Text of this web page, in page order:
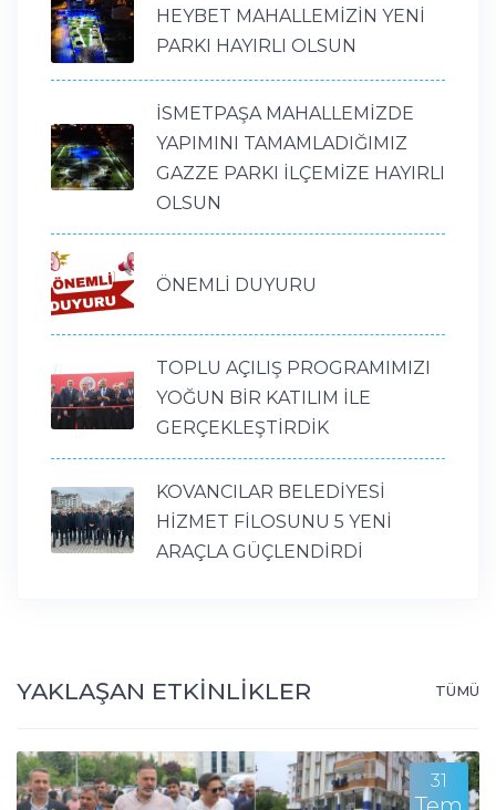
HEYBET MAHALLEMİZİN YENİ
PARKI HAYIRLI OLSUN
İSMETPAŞA MAHALLEMİZDE
YAPIMINI TAMAMLADIĞIMIZ
GAZZE PARKI İLÇEMİZE HAYIRLI
OLSUN
ÖNEMLİ DUYURU
TOPLU AÇILIŞ PROGRAMIMIZI
YOĞUN BİR KATILIM İLE
GERÇEKLEŞTİRDİK
KOVANCILAR BELEDİYESİ
HİZMET FİLOSUNU 5 YENİ
ARAÇLA GÜÇLENDİRDİ
YAKLAŞAN ETKİNLİKLER TÜMÜ
31